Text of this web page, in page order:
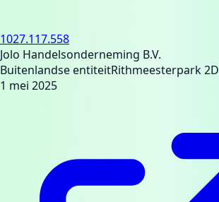
1027.117.558
Jolo Handelsonderneming B.V.
Buitenlandse entiteitRithmeesterpark 2D
1 mei 2025